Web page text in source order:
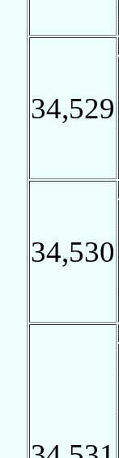
34,529
34,530